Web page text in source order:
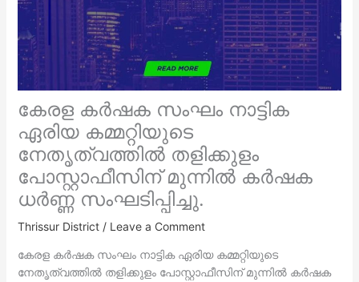
കേരള കർഷക സംഘം നാട്ടിക
ഏരിയ കമ്മറ്റിയുടെ
നേതൃത്വത്തിൽ തളിക്കുളം
പോസ്റ്റാഫീസിന് മുന്നിൽ കർഷക
ധർണ്ണ സംഘടിപ്പിച്ചു.
Thrissur District/ Leave a Comment
കേരള കർഷക സംഘം നാട്ടിക ഏരിയ കമ്മറ്റിയുടെ
നേതൃത്വത്തിൽ തളിക്കുളം പോസ്റ്റാഫീസിന് മുന്നിൽ കർഷക